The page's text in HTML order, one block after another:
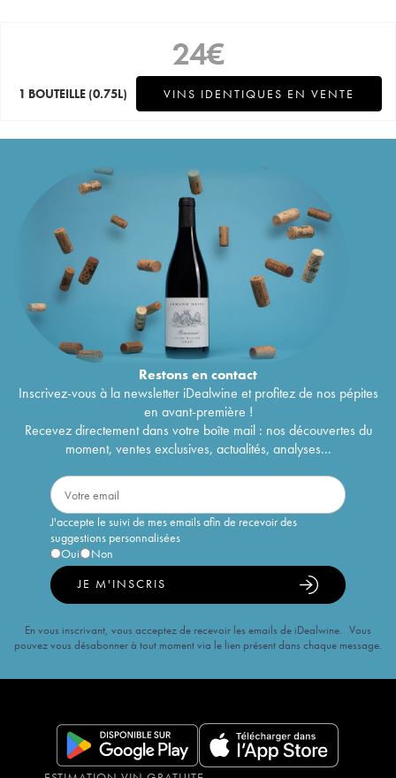
24€
1 BOUTEILLE (0.75L) VINS IDENTIQUES EN VENTE
Restons encontact
Inscrivez-vous à la newsletter iDealwine et profitez de nos pépites
en avant-première !
Recevez directement dans votre boîte mail : nos découvertes du
moment, ventes exclusives, actualités, analyses...
J'accepte le suivi de mes emails afin de recevoir des
suggestions personnalisées
Oui
Non
JE M'INSCRIS
En vous inscrivant, vous acceptez de recevoir les emails de iDealwine. Vous
pouvez vous désabonner à tout moment via le lien présent dans chaque message.